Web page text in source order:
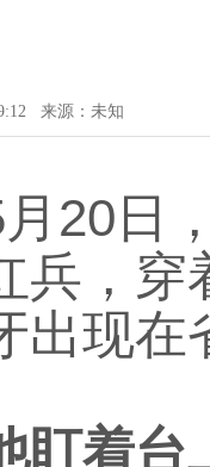
来源：未知
20日
兵，穿
出现在
盯着台